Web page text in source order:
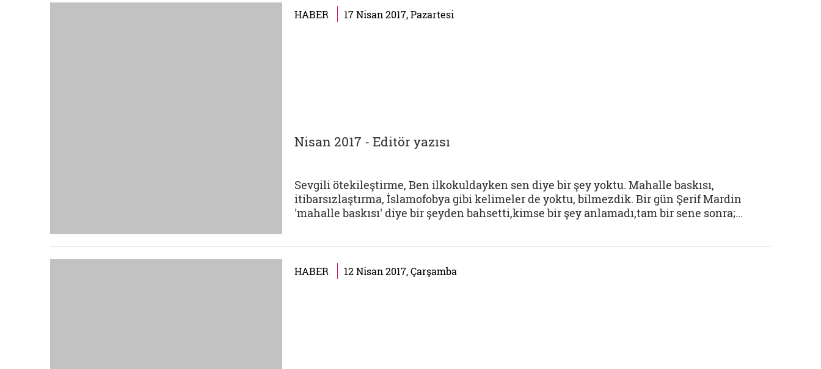
HABER 17 Nisan 2017, Pazartesi
Nisan 2017 - Editör yazısı
Sevgili ötekileştirme, Ben ilkokuldayken sen diye bir şey yoktu. Mahalle baskısı,
itibarsızlaştırma, İslamofobya gibi kelimeler de yoktu, bilmezdik. Bir gün Şerif Mardin
'mahalle baskısı' diye bir şeyden bahsetti,kimse bir şey anlamadı,tam bir sene sonra;...
HABER 12 Nisan 2017, Çarşamba